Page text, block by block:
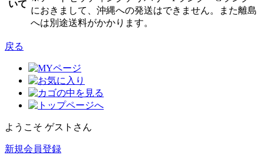
いて
におきまして、沖縄への発送はできません。また離島
へは別途送料がかかります。
戻る
ようこそ ゲストさん
新規会員登録